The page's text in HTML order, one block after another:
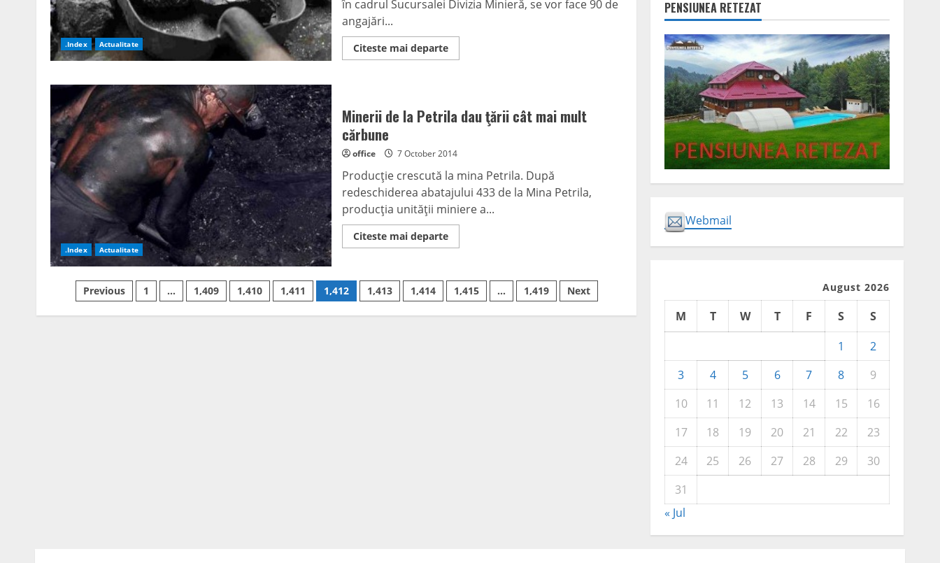
.Index Actualitate
în cadrul Sucursalei Divizia Minieră, se vor face 90 de
angajări...
Citeste mai departeRead
more
ANGAJARILE
CARE
LOC
SOCIETATEA
COMPLEXUL
ENERGETIC
HUNEDOARA
–
SUCURSALA
DIVIZIA
MINIERA
.Index Actualitate
Minerii de la Petrila dau ţării cât mai mult
cărbune
office 7 October 2014
Producţie crescută la mina Petrila. După
redeschiderea abatajului 433 de la Mina Petrila,
producţia unităţii miniere a...
Citeste mai departeRead
more
la
Petrila
dau
ţării
Posts
navigation
Previous 1 … 1,409 1,410 1,411 1,412 1,413 1,414 1,415 … 1,419 Next
PENSIUNEA RETEZAT
Webmail
August 2026
M T W T F S
S
1
2
3
4 5 6 7 8
9
10
11 12 13 14 15
16
17
18 19 20 21 22
23
24
25 26 27 28 29
30
31
« Jul